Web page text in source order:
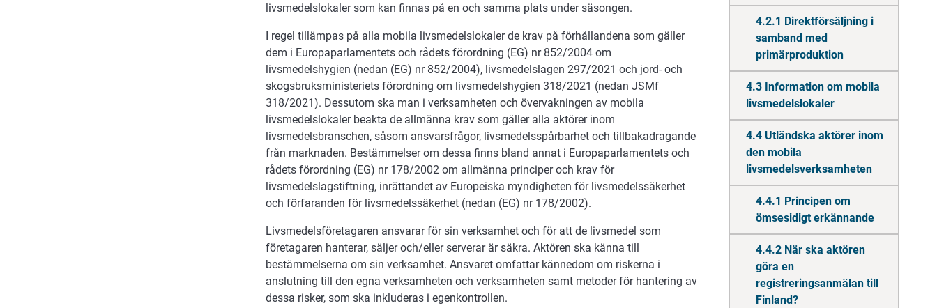
4.2.1 Direktförsäljning i
samband med
primärproduktion
4.3 Information om mobila
livsmedelslokaler
4.4 Utländska aktörer inom
den mobila
livsmedelsverksamheten
4.4.1 Principen om
ömsesidigt erkännande
4.4.2 När ska aktören
göra en
registreringsanmälan till
Finland?
livsmedelslokaler som kan finnas på en och samma plats under säsongen.
I regel tillämpas på alla mobila livsmedelslokaler de krav på förhållandena som gäller
dem i Europaparlamentets och rådets förordning (EG) nr 852/2004 om
livsmedelshygien (nedan (EG) nr 852/2004), livsmedelslagen 297/2021 och jord- och
skogsbruksministeriets förordning om livsmedelshygien 318/2021 (nedan JSMf
318/2021). Dessutom ska man i verksamheten och övervakningen av mobila
livsmedelslokaler beakta de allmänna krav som gäller alla aktörer inom
livsmedelsbranschen, såsom ansvarsfrågor, livsmedelsspårbarhet och tillbakadragande
från marknaden. Bestämmelser om dessa finns bland annat i Europaparlamentets och
rådets förordning (EG) nr 178/2002 om allmänna principer och krav för
livsmedelslagstiftning, inrättandet av Europeiska myndigheten för livsmedelssäkerhet
och förfaranden för livsmedelssäkerhet (nedan (EG) nr 178/2002).
Livsmedelsföretagaren ansvarar för sin verksamhet och för att de livsmedel som
företagaren hanterar, säljer och/eller serverar är säkra. Aktören ska känna till
bestämmelserna om sin verksamhet. Ansvaret omfattar kännedom om riskerna i
anslutning till den egna verksamheten och verksamheten samt metoder för hantering av
dessa risker, som ska inkluderas i egenkontrollen.